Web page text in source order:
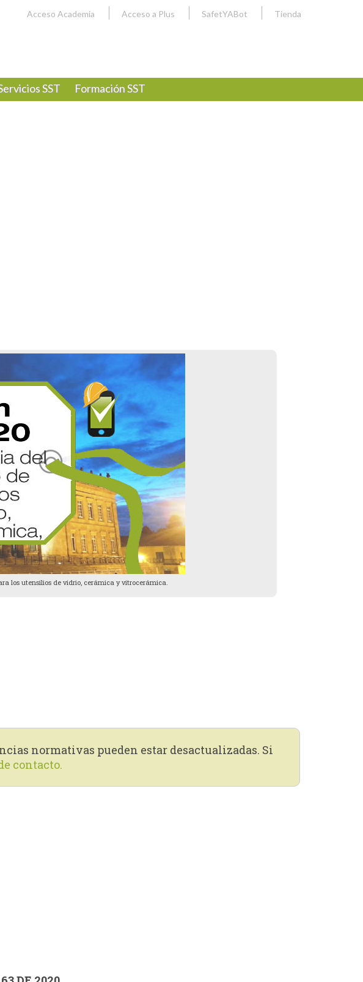
Acceso Academia Acceso a Plus SafetYABot Tienda
SST Formación SST
los utensilios de vidrio, cerámica y vitrocerámica.
normativas pueden estar desactualizadas. Si
contacto.